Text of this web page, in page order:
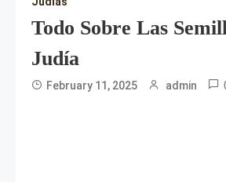
Todo Sobre Las
Judía
February 11, 2025 admin